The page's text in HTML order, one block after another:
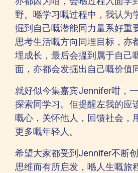
野。喺学习嘅过程中，我认为
掘到自己嘅潜能同力量系好重
思考生活嘅方向同埋目标，亦
埋成长，最后会搵到属于自己
面，亦都会发掘出自己嘅价值
就好似今集嘉宾Jennifer咁，
探索同学习。佢提醒左我的应
嘅心，关怀他人，回馈社会，
更多嘅年轻人。
希望大家都受到Jennifer不断
思维而有所启发，喺人生嘅旅